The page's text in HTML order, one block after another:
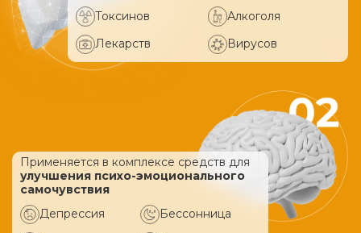
Токсинов
Алкоголя
Лекарств
Вирусов
Применяется в комплексе средств для
улучшения психо-эмоционального
самочувствия
Депрессия
Бессонница